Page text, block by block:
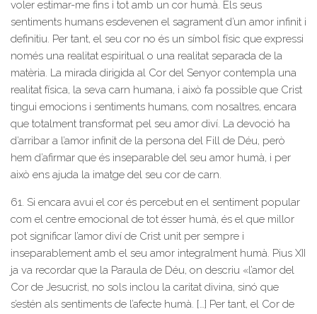
voler estimar-me fins i tot amb un cor humà. Els seus
sentiments humans esdevenen el sagrament d’un amor infinit i
definitiu. Per tant, el seu cor no és un símbol físic que expressi
només una realitat espiritual o una realitat separada de la
matèria. La mirada dirigida al Cor del Senyor contempla una
realitat física, la seva carn humana, i això fa possible que Crist
tingui emocions i sentiments humans, com nosaltres, encara
que totalment transformat pel seu amor diví. La devoció ha
d’arribar a l’amor infinit de la persona del Fill de Déu, però
hem d’afirmar que és inseparable del seu amor humà, i per
això ens ajuda la imatge del seu cor de carn.
61. Si encara avui el cor és percebut en el sentiment popular
com el centre emocional de tot ésser humà, és el que millor
pot significar l’amor diví de Crist unit per sempre i
inseparablement amb el seu amor integralment humà. Pius XII
ja va recordar que la Paraula de Déu, on descriu «l’amor del
Cor de Jesucrist, no sols inclou la caritat divina, sinó que
s’estén als sentiments de l’afecte humà. […] Per tant, el Cor de